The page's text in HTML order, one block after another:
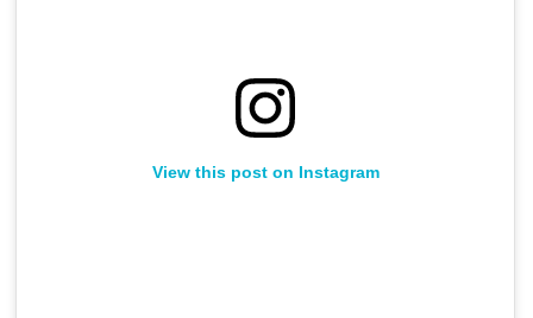
View this post on Instagram